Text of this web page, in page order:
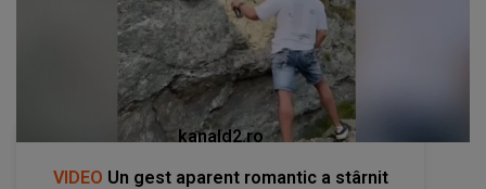
kanald2.ro
VIDEO Un gest aparent romantic a stârnit